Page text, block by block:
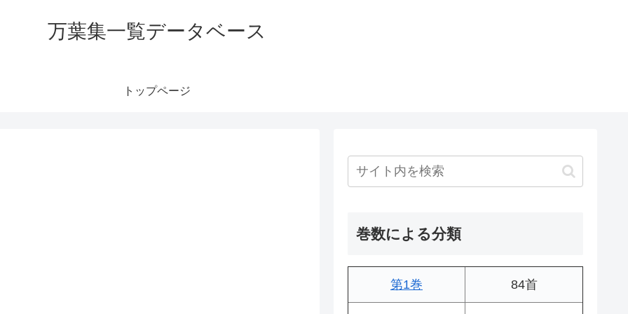
万葉集一覧データベース
トップページ
巻数による分類
第1巻 84首